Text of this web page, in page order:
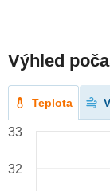
Výhled
Teplota
33
32